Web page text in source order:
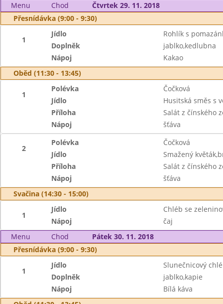
Menu
Chod
Čtvrtek 29. 11. 2018
Přesnídávka (9:00 - 9:30)
1
Jídlo
Rohlík s
Doplněk
jablko,kedlubna
Nápoj
Kakao
Oběd (11:30 - 13:45)
1
Polévka
Čočková
Jídlo
Husitská směs s
Příloha
Salát z čínského
Nápoj
šťáva
2
Polévka
Čočková
Jídlo
Smažený
Příloha
Salát z čínského
Nápoj
šťáva
Svačina (14:30 - 15:00)
1
Jídlo
Chléb se
Nápoj
čaj
Menu
Chod
Pátek 30. 11. 2018
Přesnídávka (9:00 - 9:30)
1
Jídlo
Slunečnicový
Doplněk
jablko,kapie
Nápoj
Bílá káva